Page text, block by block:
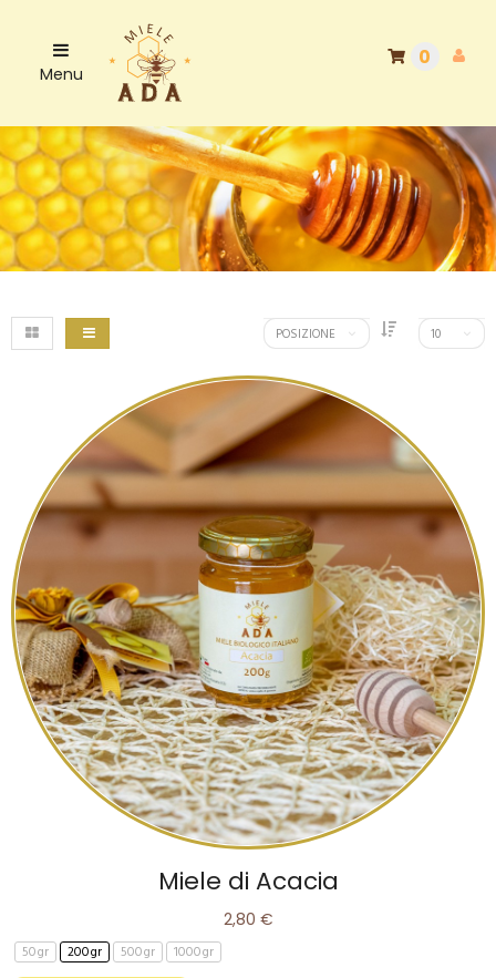
Menu
0
10
POSIZIONE
Miele di Acacia
2,80 €
50gr
200gr 500gr 1000gr